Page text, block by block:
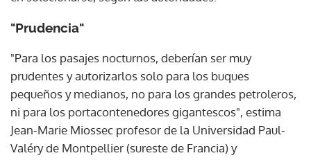
"Prudencia"
"Para los pasajes nocturnos, deberían ser muy
prudentes y autorizarlos solo para los buques
pequeños y medianos, no para los grandes petroleros,
ni para los portacontenedores gigantescos", estima
Jean-Marie Miossec profesor de la Universidad Paul-
Valéry de Montpellier (sureste de Francia) y